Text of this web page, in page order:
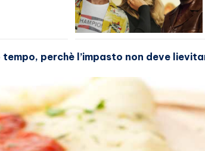
perchè l’impasto non deve